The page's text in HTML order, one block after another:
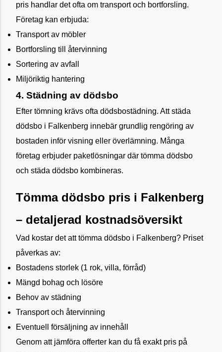
pris handlar det ofta om transport och bortforsling.
Företag kan erbjuda:
Transport av möbler
Bortforsling till återvinning
Sortering av avfall
Miljöriktig hantering
4. Städning av dödsbo
Efter tömning krävs ofta dödsbostädning. Att städa
dödsbo i Falkenberg innebär grundlig rengöring av
bostaden inför visning eller överlämning. Många
företag erbjuder paketlösningar där tömma dödsbo
och städa dödsbo kombineras.
Tömma dödsbo pris i Falkenberg
– detaljerad kostnadsöversikt
Vad kostar det att tömma dödsbo i Falkenberg? Priset
påverkas av:
Bostadens storlek (1 rok, villa, förråd)
Mängd bohag och lösöre
Behov av städning
Transport och återvinning
Eventuell försäljning av innehåll
Genom att jämföra offerter kan du få exakt pris på